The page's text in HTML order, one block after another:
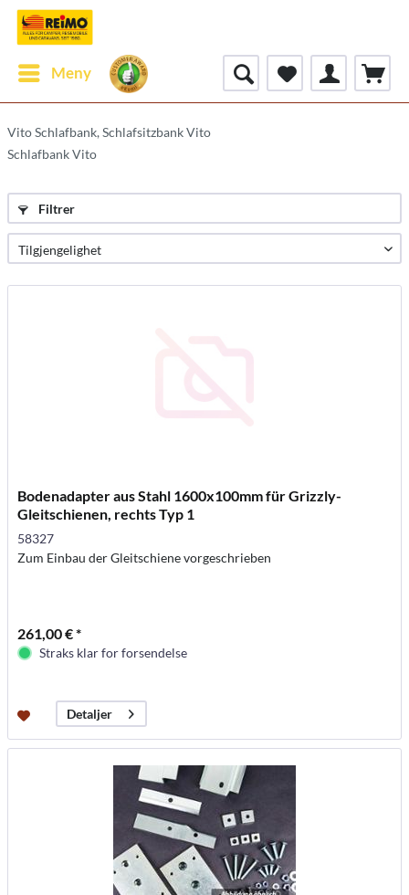
Meny
Vito Schlafbank, Schlafsitzbank Vito
Schlafbank Vito
Filtrer
Bodenadapter aus Stahl 1600x100mm für Grizzly-
Gleitschienen, rechts Typ 1
58327
Zum Einbau der Gleitschiene vorgeschrieben
261,00 € *
Straks klar for forsendelse
Detaljer